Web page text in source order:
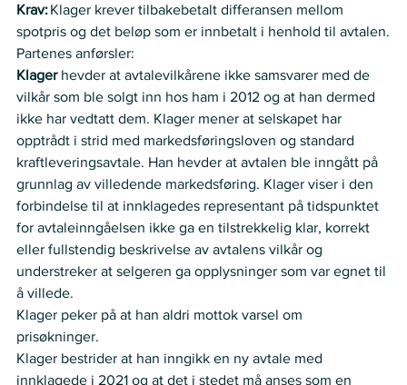
Krav: Klager krever tilbakebetalt differansen mellom
spotpris og det beløp som er innbetalt i henhold til avtalen.
Partenes anførsler:
Klager hevder at avtalevilkårene ikke samsvarer med de
vilkår som ble solgt inn hos ham i 2012 og at han dermed
ikke har vedtatt dem. Klager mener at selskapet har
opptrådt i strid med markedsføringsloven og standard
kraftleveringsavtale. Han hevder at avtalen ble inngått på
grunnlag av villedende markedsføring. Klager viser i den
forbindelse til at innklagedes representant på tidspunktet
for avtaleinngåelsen ikke ga en tilstrekkelig klar, korrekt
eller fullstendig beskrivelse av avtalens vilkår og
understreker at selgeren ga opplysninger som var egnet til
å villede.
Klager peker på at han aldri mottok varsel om
prisøkninger.
Klager bestrider at han inngikk en ny avtale med
innklagede i 2021 og at det i stedet må anses som en